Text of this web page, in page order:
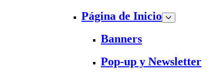
Página de Inicio
Banners
Pop-up y Newsletter